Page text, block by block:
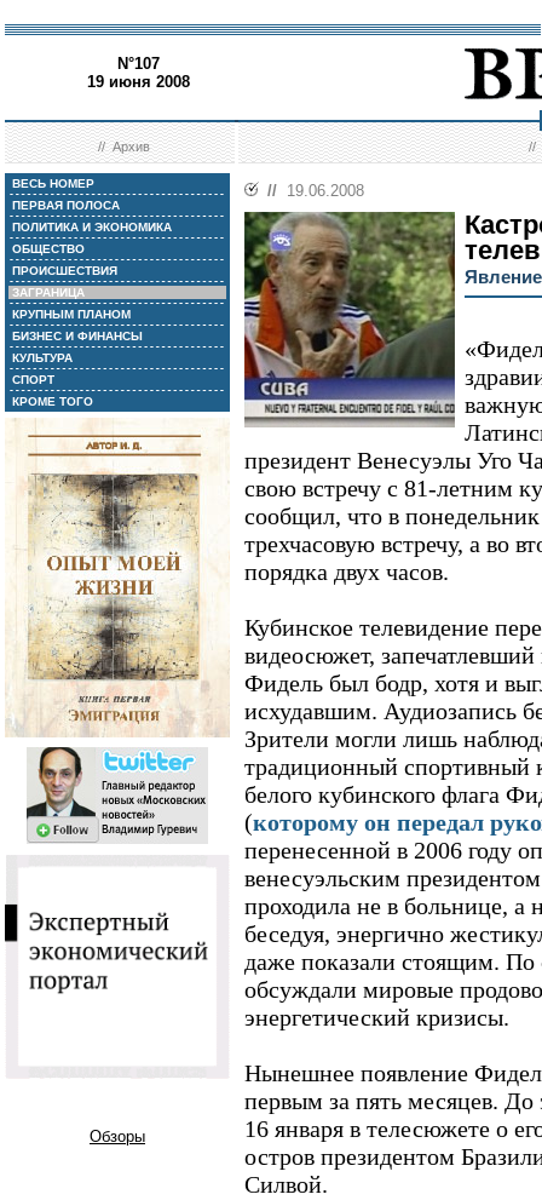
N°107
19 июня 2008
//Архив //
ВЕСЬ НОМЕР
ПЕРВАЯ ПОЛОСА
ПОЛИТИКА И ЭКОНОМИКА
ОБЩЕСТВО
ПРОИСШЕСТВИЯ
ЗАГРАНИЦА
КРУПНЫМ ПЛАНОМ
БИЗНЕС И ФИНАНСЫ
КУЛЬТУРА
СПОРТ
КРОМЕ ТОГО
Обзоры
// 19.06.2008
президент Венесуэлы Уго
свою встречу с 81-летним
сообщил, что в
трехчасовую встречу, а во
порядка двух часов.
Кубинское телевидение
видеосюжет,
Фидель был бодр, хотя и
исхудавшим. Аудиозапись
Зрители могли лишь
традиционный спортивный
белого кубинского флага
(которому он передал
перенесенной в 2006 году
венесуэльским
проходила не в больнице, а
беседуя, энергично
даже показали стоящим. По
обсуждали мировые
энергетический кризисы.
Нынешнее появление
первым за пять месяцев.
16 января в телесюжете о
остров президентом
Силвой.